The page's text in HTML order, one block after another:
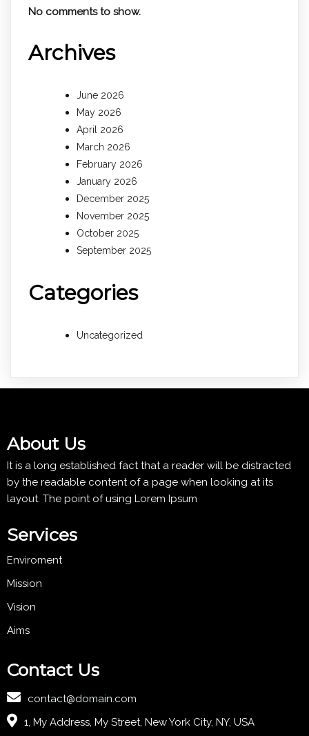
No comments to show.
Archives
June 2026
May 2026
April 2026
March 2026
February 2026
January 2026
December 2025
November 2025
October 2025
September 2025
Categories
Uncategorized
About Us
It is a long established fact that a reader will be distracted
by the readable content of a page when looking at its
layout. The point of using Lorem Ipsum
Services
Enviroment
Mission
Vision
Aims
Contact Us
contact@domain.com
1, My Address, My Street, New York City, NY, USA